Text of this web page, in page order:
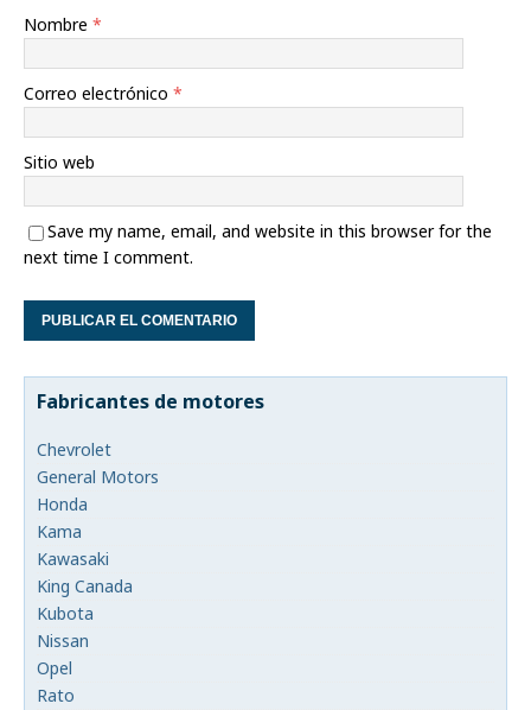
Nombre *
Correo electrónico *
Sitio web
Save my name, email, and website in this browser for the
next time I comment.
Fabricantes de motores
Chevrolet
General Motors
Honda
Kama
Kawasaki
King Canada
Kubota
Nissan
Opel
Rato